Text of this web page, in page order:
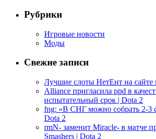
Рубрики
Игровые новости
Моды
Свежие записи
Лучшие слоты НетЕнт на сайте
Alliance пригласила ppd в
испытательный срок | Dota 2
fng: «В СНГ можно собрать 2-3
Dota 2
rmN- заменит Miracle- в матче
Smashers | Dota 2